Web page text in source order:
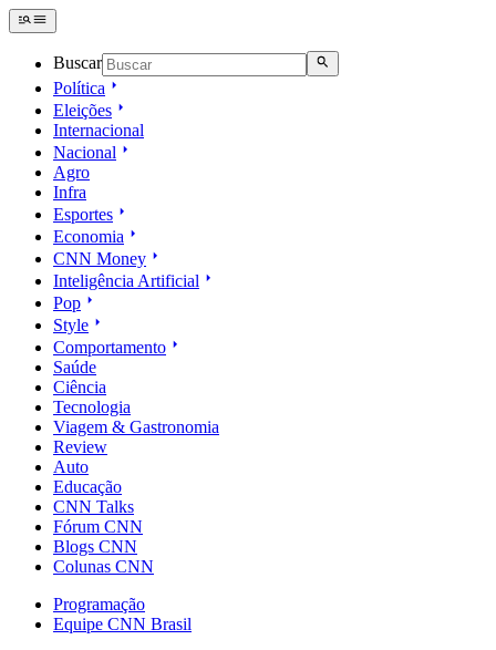
Buscar
Política
Eleições
Internacional
Nacional
Agro
Infra
Esportes
Economia
CNN Money
Inteligência Artificial
Pop
Style
Comportamento
Saúde
Ciência
Tecnologia
Viagem & Gastronomia
Review
Auto
Educação
CNN Talks
Fórum CNN
Blogs CNN
Colunas CNN
Programação
Equipe CNN Brasil